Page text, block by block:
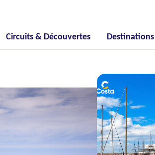
Circuits & Découvertes Destinations